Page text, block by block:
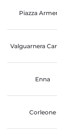
Piazza
Valguarnera
Enna
Corleone